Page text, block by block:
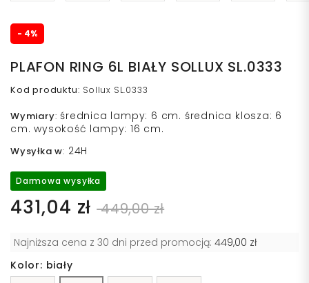
- 4%
PLAFON RING 6L BIAŁY SOLLUX SL.0333
Kod produktu: Sollux SL.0333
Wymiary: średnica lampy: 6 cm. średnica klosza: 6
cm. wysokość lampy: 16 cm.
Wysyłka w: 24H
Darmowa wysyłka
431,04 zł 449,00 zł
Najniższa cena z 30 dni przed promocją: 449,00 zł
Kolor: biały